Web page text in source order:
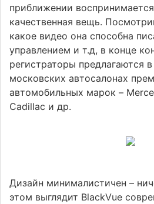
приближении
качественная вещь.
какое видео она способна
управлением и т.д, в конце
регистраторы предлагаются
московских автосалонах
автомобильных марок –
Cadillac и др.
Дизайн минималистичен –
этом выглядит BlackVue